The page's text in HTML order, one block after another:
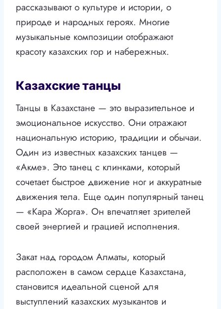
рассказывают о культуре и истории, о
природе и народных героях. Многие
музыкальные композиции отображают
красоту казахских гор и набережных.
Казахские танцы
Танцы в Казахстане — это выразительное и
эмоциональное искусство. Они отражают
национальную историю, традиции и обычаи.
Один из известных казахских танцев —
«Акме». Это танец с клинками, который
сочетает быстрое движение ног и аккуратные
движения тела. Еще один популярный танец
— «Кара Жорга». Он впечатляет зрителей
своей энергией и грацией исполнения.
Закат над городом Алматы, который
расположен в самом сердце Казахстана,
становится идеальной сценой для
выступлений казахских музыкантов и